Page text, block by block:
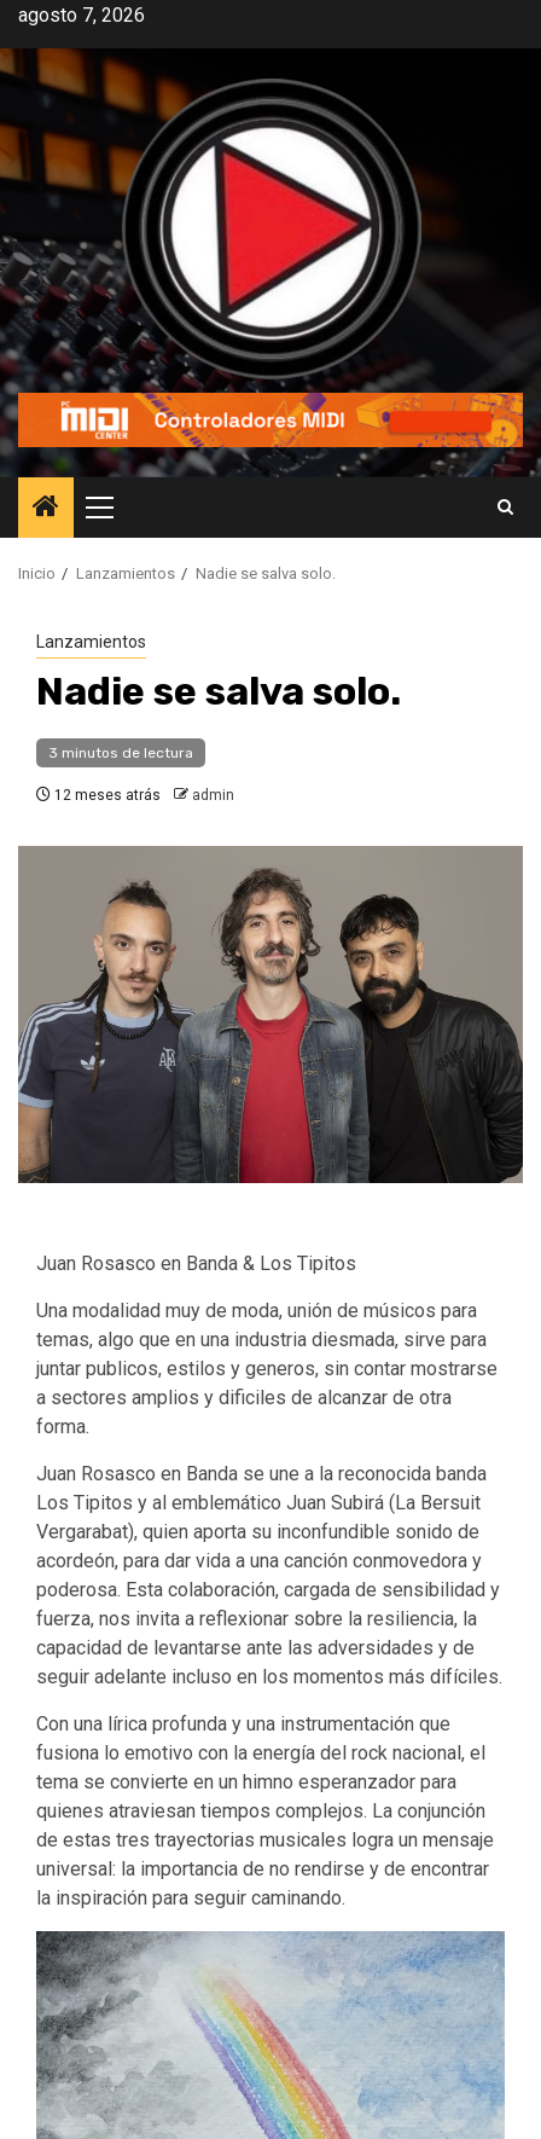
agosto 7, 2026
Inicio Lanzamientos Nadie se salva solo.
Lanzamientos
Nadie se salva solo.
3 minutos de lectura
12 meses atrás admin
Juan Rosasco en Banda & Los Tipitos
Una modalidad muy de moda, unión de músicos para
temas, algo que en una industria diesmada, sirve para
juntar publicos, estilos y generos, sin contar mostrarse
a sectores amplios y dificiles de alcanzar de otra
forma.
Juan Rosasco en Banda se une a la reconocida banda
Los Tipitos y al emblemático Juan Subirá (La Bersuit
Vergarabat), quien aporta su inconfundible sonido de
acordeón, para dar vida a una canción conmovedora y
poderosa. Esta colaboración, cargada de sensibilidad y
fuerza, nos invita a reflexionar sobre la resiliencia, la
capacidad de levantarse ante las adversidades y de
seguir adelante incluso en los momentos más difíciles.
Con una lírica profunda y una instrumentación que
fusiona lo emotivo con la energía del rock nacional, el
tema se convierte en un himno esperanzador para
quienes atraviesan tiempos complejos. La conjunción
de estas tres trayectorias musicales logra un mensaje
universal: la importancia de no rendirse y de encontrar
la inspiración para seguir caminando.